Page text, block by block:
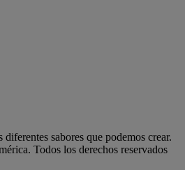
sabores que podemos crear.
Todos los derechos reservados